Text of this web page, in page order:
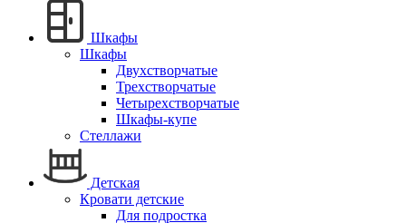
Шкафы
Шкафы
Двухстворчатые
Трехстворчатые
Четырехстворчатые
Шкафы-купе
Стеллажи
Детская
Кровати детские
Для подростка